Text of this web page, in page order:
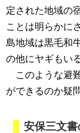
定された地域の
ことは明らかに
島地域は黒毛和
の他にヤギもい
このような避
ができるのか疑
安保三文書